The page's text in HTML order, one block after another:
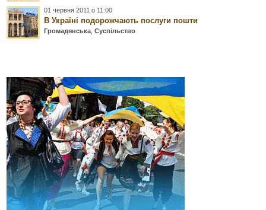
01 червня 2011 о 11:00
В Україні подорожчають послуги пошти
Громадянська ,Суспільство